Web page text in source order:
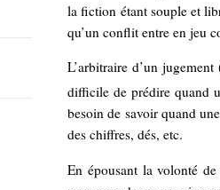
la fiction étant souple et
qu’un conflit entre en jeu
L’arbitraire d’un
difficile de prédire quand
besoin de savoir quand
des chiffres, dés, etc.
En épousant la volonté